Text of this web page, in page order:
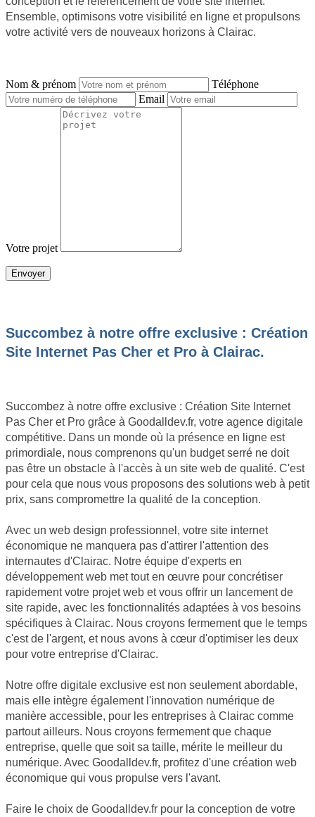
Ensemble, optimisons votre visibilité en ligne et propulsons
votre activité vers de nouveaux horizons à Clairac.
Nom & prénom
Téléphone
Email
Votre projet
Succombez à notre offre exclusive : Création
Site Internet Pas Cher et Pro à Clairac.
Succombez à notre offre exclusive : Création Site Internet
Pas Cher et Pro grâce à Goodalldev.fr, votre agence digitale
compétitive. Dans un monde où la présence en ligne est
primordiale, nous comprenons qu'un budget serré ne doit
pas être un obstacle à l'accès à un site web de qualité. C'est
pour cela que nous vous proposons des solutions web à petit
prix, sans compromettre la qualité de la conception.
Avec un web design professionnel, votre site internet
économique ne manquera pas d'attirer l'attention des
internautes d'Clairac. Notre équipe d'experts en
développement web met tout en œuvre pour concrétiser
rapidement votre projet web et vous offrir un lancement de
site rapide, avec les fonctionnalités adaptées à vos besoins
spécifiques à Clairac. Nous croyons fermement que le temps
c'est de l'argent, et nous avons à cœur d'optimiser les deux
pour votre entreprise d'Clairac.
Notre offre digitale exclusive est non seulement abordable,
mais elle intègre également l'innovation numérique de
manière accessible, pour les entreprises à Clairac comme
partout ailleurs. Nous croyons fermement que chaque
entreprise, quelle que soit sa taille, mérite le meilleur du
numérique. Avec Goodalldev.fr, profitez d'une création web
économique qui vous propulse vers l'avant.
Faire le choix de Goodalldev.fr pour la conception de votre